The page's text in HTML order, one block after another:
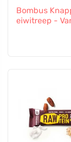
Bombus
eiwitreep -